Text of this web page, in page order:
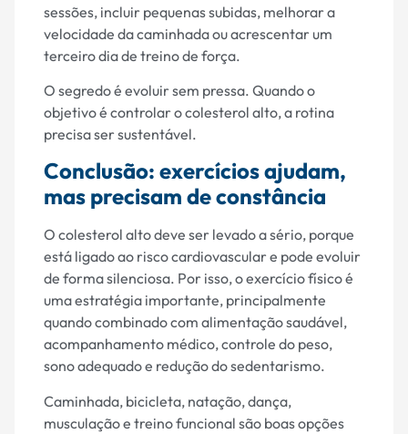
sessões, incluir pequenas subidas, melhorar a
velocidade da caminhada ou acrescentar um
terceiro dia de treino de força.
O segredo é evoluir sem pressa. Quando o
objetivo é controlar o colesterol alto, a rotina
precisa ser sustentável.
Conclusão: exercícios ajudam,
mas precisam de constância
O colesterol alto deve ser levado a sério, porque
está ligado ao risco cardiovascular e pode evoluir
de forma silenciosa. Por isso, o exercício físico é
uma estratégia importante, principalmente
quando combinado com alimentação saudável,
acompanhamento médico, controle do peso,
sono adequado e redução do sedentarismo.
Caminhada, bicicleta, natação, dança,
musculação e treino funcional são boas opções